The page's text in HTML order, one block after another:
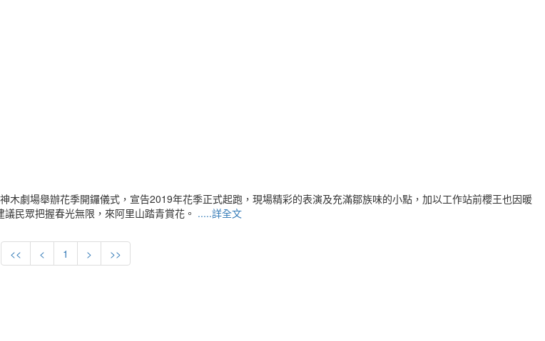
劇場舉辦花季開鑼儀式，宣告2019年花季正式起跑，現場精彩的表演及充滿鄒族味的小點，加以工作站前櫻王也因暖
民眾把握春光無限，來阿里山踏青賞花。 .....詳全文
<< < 1 > >>